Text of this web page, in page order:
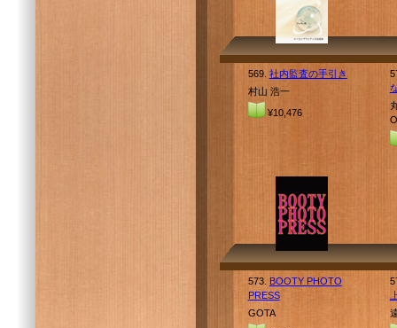
569. 社内監査の手引き
村山 浩一
¥10,476
573. BOOTY PHOTO
PRESS
GOTA